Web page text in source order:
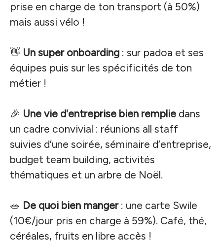
prise en charge de ton transport (à 50%)
mais aussi vélo !
👋 Un super onboarding : sur padoa et ses
équipes puis sur les spécificités de ton
métier !
🎉 Une vie d'entreprise bien remplie dans
un cadre convivial : réunions all staff
suivies d’une soirée, séminaire d’entreprise,
budget team building, activités
thématiques et un arbre de Noël.
🥗 De quoi bien manger: une carte Swile
(10€/jour pris en charge à 59%). Café, thé,
céréales, fruits en libre accès !